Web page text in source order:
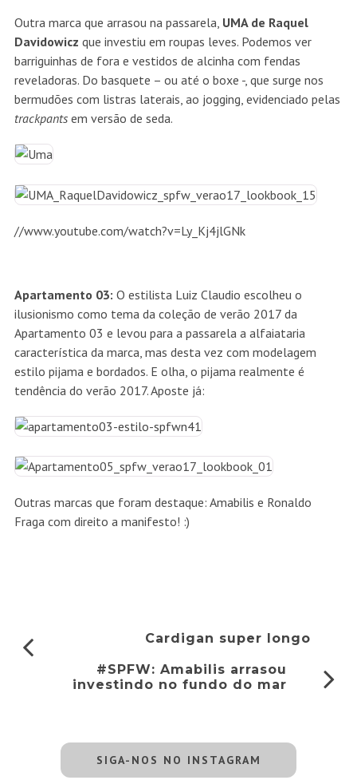
Outra marca que arrasou na passarela, UMA de Raquel
Davidowicz que investiu em roupas leves. Podemos ver
barriguinhas de fora e vestidos de alcinha com fendas
reveladoras. Do basquete – ou até o boxe -, que surge nos
bermudões com listras laterais, ao jogging, evidenciado pelas
trackpantsem versão de seda.
//www.youtube.com/watch?v=Ly_Kj4jlGNk
Apartamento 03: O estilista Luiz Claudio escolheu o
ilusionismo como tema da coleção de verão 2017 da
Apartamento 03 e levou para a passarela a alfaiataria
característica da marca, mas desta vez com modelagem
estilo pijama e bordados. E olha, o pijama realmente é
tendência do verão 2017. Aposte já:
Outras marcas que foram destaque: Amabilis e Ronaldo
Fraga com direito a manifesto! :)
Cardigan super longo
#SPFW: Amabilis arrasou
investindo no fundo do mar
SIGA-NOS NO INSTAGRAM